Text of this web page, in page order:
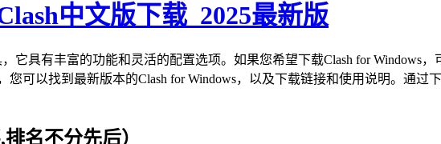
中文版下载_2025最新版
它具有丰富的功能和灵活的配置选项。如果您希望下载Clash for Windows
可以找到最新版本的Clash for Windows，以及下载链接和使用说明。通过
名不分先后）